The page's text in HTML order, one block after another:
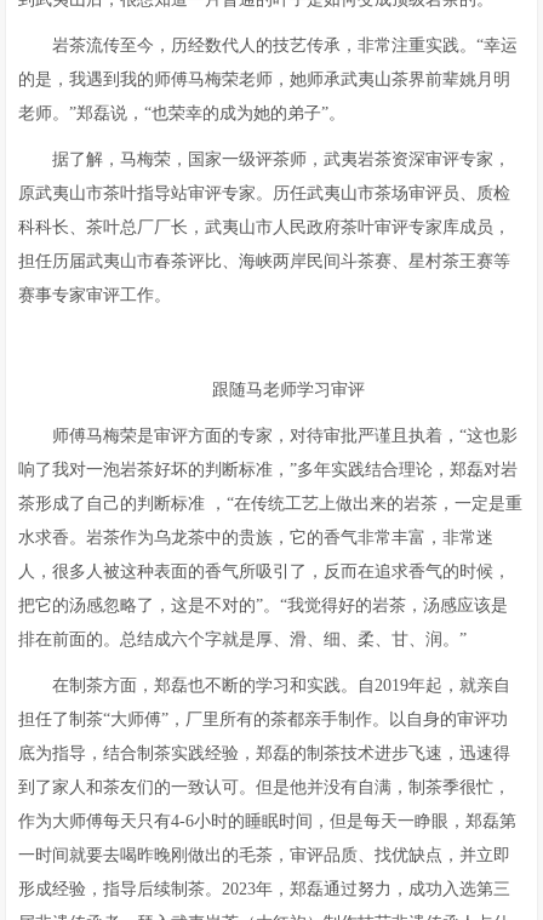
岩茶流传至今，历经数代人的技艺传承，非常注重实践。“幸运
的是，我遇到我的师傅马梅荣老师，她师承武夷山茶界前辈姚月明
老师。”郑磊说，“也荣幸的成为她的弟子”。
据了解，马梅荣，国家一级评茶师，武夷岩茶资深审评专家，
原武夷山市茶叶指导站审评专家。历任武夷山市茶场审评员、质检
科科长、茶叶总厂厂长，武夷山市人民政府茶叶审评专家库成员，
担任历届武夷山市春茶评比、海峡两岸民间斗茶赛、星村茶王赛等
赛事专家审评工作。
跟随马老师学习审评
师傅马梅荣是审评方面的专家，对待审批严谨且执着，“这也影
响了我对一泡岩茶好坏的判断标准，”多年实践结合理论，郑磊对岩
茶形成了自己的判断标准 ，“在传统工艺上做出来的岩茶，一定是重
水求香。岩茶作为乌龙茶中的贵族，它的香气非常丰富，非常迷
人，很多人被这种表面的香气所吸引了，反而在追求香气的时候，
把它的汤感忽略了，这是不对的”。“我觉得好的岩茶，汤感应该是
排在前面的。总结成六个字就是厚、滑、细、柔、甘、润。”
在制茶方面，郑磊也不断的学习和实践。自2019年起，就亲自
担任了制茶“大师傅”，厂里所有的茶都亲手制作。以自身的审评功
底为指导，结合制茶实践经验，郑磊的制茶技术进步飞速，迅速得
到了家人和茶友们的一致认可。但是他并没有自满，制茶季很忙，
作为大师傅每天只有4-6小时的睡眠时间，但是每天一睁眼，郑磊第
一时间就要去喝昨晚刚做出的毛茶，审评品质、找优缺点，并立即
形成经验，指导后续制茶。2023年，郑磊通过努力，成功入选第三